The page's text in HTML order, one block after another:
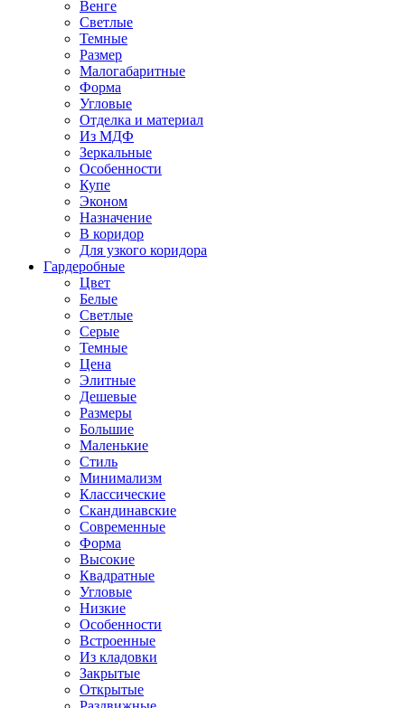
Венге
Светлые
Темные
Размер
Малогабаритные
Форма
Угловые
Отделка и материал
Из МДФ
Зеркальные
Особенности
Купе
Эконом
Назначение
В коридор
Для узкого коридора
Гардеробные
Цвет
Белые
Светлые
Серые
Темные
Цена
Элитные
Дешевые
Размеры
Большие
Маленькие
Стиль
Минимализм
Классические
Скандинавские
Современные
Форма
Высокие
Квадратные
Угловые
Низкие
Особенности
Встроенные
Из кладовки
Закрытые
Открытые